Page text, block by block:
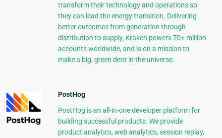
transform their technology and operations so
they can lead the energy transition. Delivering
better outcomes from generation through
distribution to supply, Kraken powers 70+ million
accounts worldwide, and is on a mission to
make a big, green dent in the universe.
PostHog
PostHog is an all-in-one developer platform for
building successful products. We provide
product analytics, web analytics, session replay,